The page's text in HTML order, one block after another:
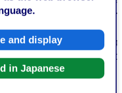
and display
in Japanese
静岡市清水区渋川二丁目12番
祉センター 電話
静岡市清水区蒲原721番地の4
祉センター 電話054−385−5670